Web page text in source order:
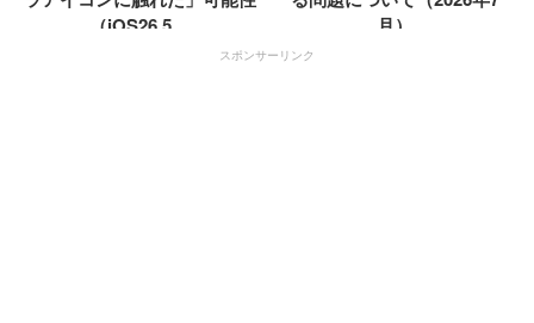
（iOS26.5....
月）
スポンサーリンク